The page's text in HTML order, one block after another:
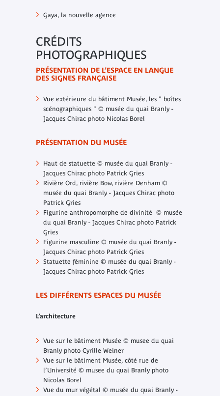
Gaya, la nouvelle agence
CRÉDITS
PHOTOGRAPHIQUES
PRÉSENTATION DE L’ESPACE EN LANGUE
DES SIGNES FRANÇAISE
Vue extérieure du bâtiment Musée, les " boîtes
scénographiques " © musée du quai Branly -
Jacques Chirac photo Nicolas Borel
PRÉSENTATION DU MUSÉE
Haut de statuette © musée du quai Branly -
Jacques Chirac photo Patrick Gries
Rivière Ord, rivière Bow, rivière Denham ©
musée du quai Branly - Jacques Chirac photo
Patrick Gries
Figurine anthropomorphe de divinité © musée
du quai Branly - Jacques Chirac photo Patrick
Gries
Figurine masculine © musée du quai Branly -
Jacques Chirac photo Patrick Gries
Statuette féminine © musée du quai Branly -
Jacques Chirac photo Patrick Gries
LES DIFFÉRENTS ESPACES DU MUSÉE
L’architecture
Vue sur le bâtiment Musée © musee du quai
Branly photo Cyrille Weiner
Vue sur le bâtiment Musée, côté rue de
l’Université © musee du quai Branly photo
Nicolas Borel
Vue du mur végétal © musée du quai Branly -